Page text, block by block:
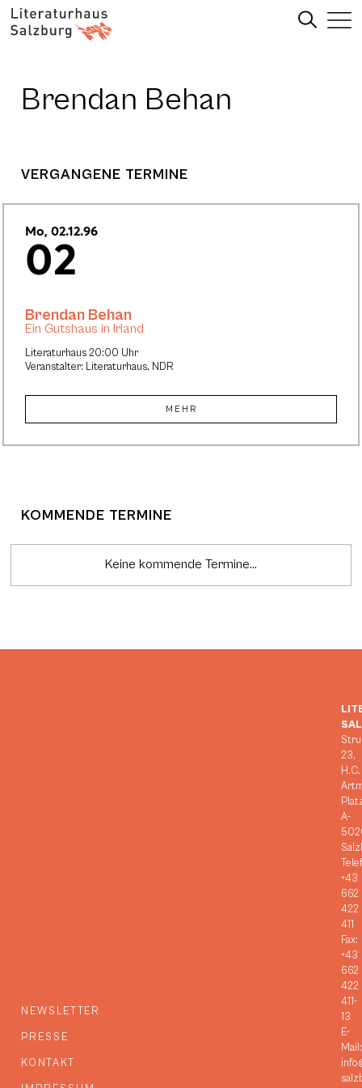
Brendan Behan
VERGANGENE TERMINE
Mo, 02.12.96
02
Literaturhaus 20:00 Uhr
Veranstalter: Literaturhaus, NDR
Brendan Behan
Ein Gutshaus in Irland
MEHR
KOMMENDE TERMINE
Keine kommende Termine...
NEWSLETTER
PRESSE
KONTAKT
23,
H.C.
A-
+43
662
422
411
Fax:
+43
662
422
411-
13
E-
Mail: